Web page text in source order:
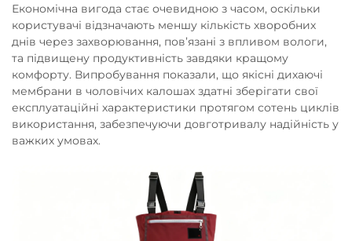
Економічна вигода стає очевидною з часом, оскільки
користувачі відзначають меншу кількість хворобних
днів через захворювання, пов’язані з впливом вологи,
та підвищену продуктивність завдяки кращому
комфорту. Випробування показали, що якісні дихаючі
мембрани в чоловічих калошах здатні зберігати свої
експлуатаційні характеристики протягом сотень циклів
використання, забезпечуючи довготривалу надійність у
важких умовах.